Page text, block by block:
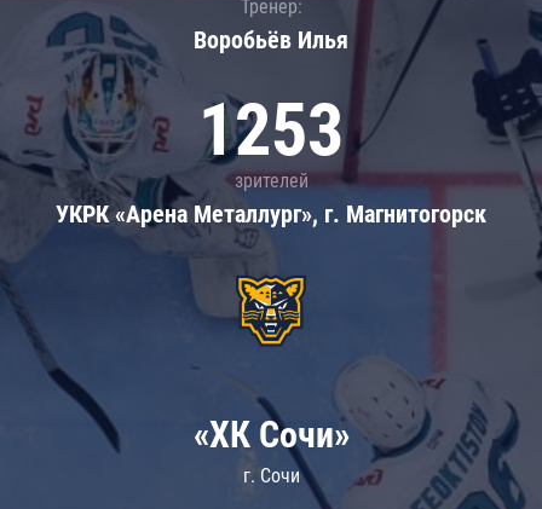
Тренер:
Воробьёв Илья
1253
зрителей
УКРК «Арена Металлург», г. Магнитогорск
«ХК Сочи»
г. Сочи